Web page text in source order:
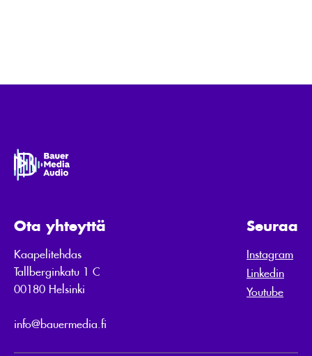
Ota yhteyttä
Kaapelitehdas
Tallberginkatu 1 C
00180 Helsinki
info@bauermedia.fi
Seuraa
Instagram
Linkedin
Youtube